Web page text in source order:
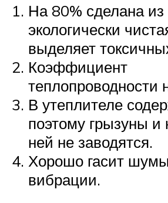
На 80% сделана
экологически
выделяет
Коэффициент
теплопроводности
В утеплителе
поэтому грызуны и
ней не заводятся.
Хорошо гасит
вибрации.